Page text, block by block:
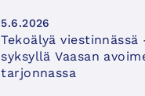
5.6.2026
Tekoälyä viestinnässä
syksyllä Vaasan
tarjonnassa